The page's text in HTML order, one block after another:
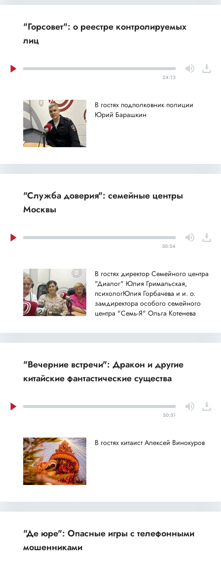
"Горсовет": о реестре контролируемых
лиц
24:13
В гостях подполковник полиции
Юрий Барашкин
"Служба доверия": семейные центры
Москвы
50:54
В гостях директор Семейного центра
"Диалог" Юлия Гримальская,
психологЮлия Горбачева и и. о.
замдиректора особого семейного
центра "Семь-Я" Ольга Котенева
"Вечерние встречи": Дракон и другие
китайские фантастические существа
50:51
В гостях китаист Алексей Винокуров
"Де юре": Опасные игры с телефонными
мошенниками